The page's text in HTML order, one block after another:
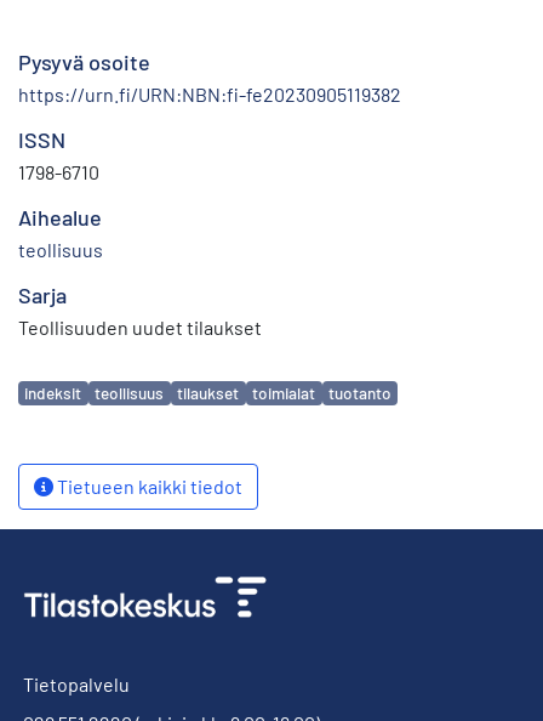
Pysyvä osoite
https://urn.fi/URN:NBN:fi-fe20230905119382
ISSN
1798-6710
Aihealue
teollisuus
Sarja
Teollisuuden uudet tilaukset
Avainsanat
indeksit teollisuus tilaukset toimialat tuotanto
Tietueen kaikki tiedot
Tietopalvelu